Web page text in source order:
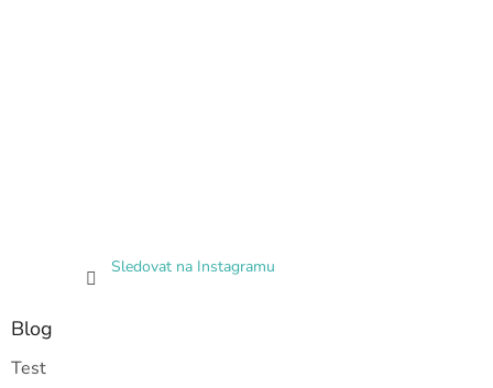
Sledovat na Instagramu
Blog
Test